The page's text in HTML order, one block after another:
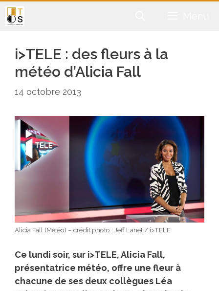
Aller
au
i>TELE : des fleurs à la
météo d’Alicia Fall
14 octobre 2013
Alicia Fall (Météo) – crédit photo : Jeff Lanet / i>TELE
Ce lundi soir, sur i>TELE, Alicia Fall,
présentatrice météo, offre une fleur à
chacune de ses deux collègues Léa